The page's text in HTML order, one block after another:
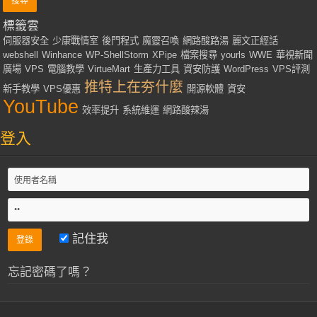
標籤雲
伺服器安全 少康戰情室 後門程式 魔靈召喚 網路酸路湯 麗文正經話
webshell
Winhance WP-ShellStorm XPipe 檔案搜尋 yourls WWE 華視新聞
廣場 VPS 電腦教學 VirtueMart 生產力工具 資安防護 WordPress VPS評測
新手教學 VPS優惠 推特上在夯什麼 開源軟體 資安
YouTube 效率提升 系統維運 網路酸辣湯
登入
記住我
忘記密碼了嗎？